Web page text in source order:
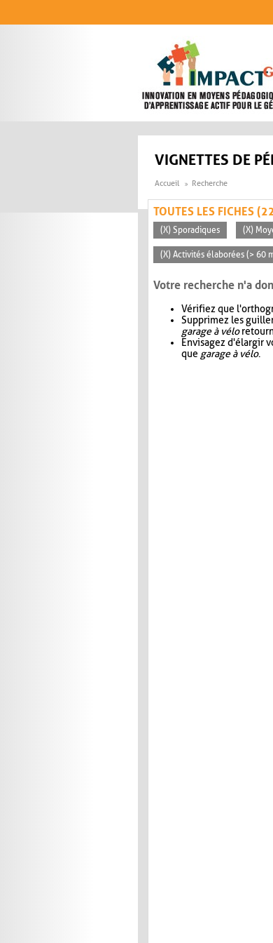
VIGNETTES DE
Accueil Recherche
TOUTES LES FICHES
(X) Sporadiques (X)
(X) Activités élaborées (> 60
Votre recherche n'a
Vérifiez que
Supprimez les
garage à vélo
Envisagez d'élargir
que garage à vélo.